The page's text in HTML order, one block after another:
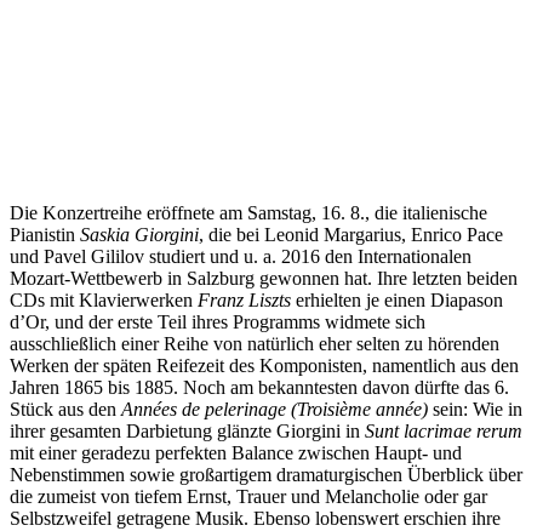
Die Konzertreihe eröffnete am Samstag, 16. 8., die italienische
Pianistin Saskia Giorgini, die bei Leonid Margarius, Enrico Pace
und Pavel Gililov studiert und u. a. 2016 den Internationalen
Mozart-Wettbewerb in Salzburg gewonnen hat. Ihre letzten beiden
CDs mit Klavierwerken Franz Liszts erhielten je einen Diapason
d’Or, und der erste Teil ihres Programms widmete sich
ausschließlich einer Reihe von natürlich eher selten zu hörenden
Werken der späten Reifezeit des Komponisten, namentlich aus den
Jahren 1865 bis 1885. Noch am bekanntesten davon dürfte das 6.
Stück aus den Années de pelerinage (Troisième année) sein: Wie in
ihrer gesamten Darbietung glänzte Giorgini in Sunt lacrimae rerum
mit einer geradezu perfekten Balance zwischen Haupt- und
Nebenstimmen sowie großartigem dramaturgischen Überblick über
die zumeist von tiefem Ernst, Trauer und Melancholie oder gar
Selbstzweifel getragene Musik. Ebenso lobenswert erschien ihre